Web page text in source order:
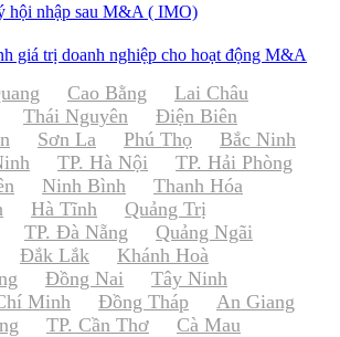
hội nhập sau M&A ( IMO)
giá trị doanh nghiệp cho hoạt động M&A
Cao Bằng
Lai Châu
Thái Nguyên
Điện Biên
Sơn La Phú Thọ
Bắc Ninh
TP. Hà Nội
TP. Hải Phòng
Ninh Bình
Thanh Hóa
Hà Tĩnh
Quảng Trị
TP. Đà Nẵng
Quảng Ngãi
Đắk Lắk
Khánh Hoà
Đồng Nai
Tây Ninh
Minh
Đồng Tháp
An Giang
TP. Cần Thơ Cà Mau